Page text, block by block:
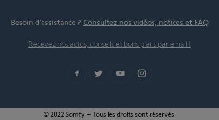
Besoin d’assistance ? Consultez nos vidéos, notices et FAQ
Recevez nos actus, conseils et bons plans par email !
© 2022 Somfy – Tous les droits sont réservés.